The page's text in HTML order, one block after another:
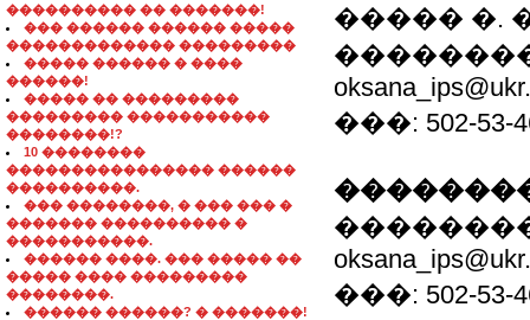
���������� �� �������!
��� ������ ������ �����
������������� ���������
����� ������ � ����
������!
����� �� ���������
��������� �����������
��������!?
10 ��������
���������������� ������
����������.
��� ��������, � ��� ��� �
������� ���������� �
�����������.
������ ����. ��� ����� ��
����� ���� ���������
��������.
������ ������? � �������!
����� �.
���: 502-53-
���: 502-53-